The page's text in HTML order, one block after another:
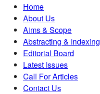
Home
About Us
Aims & Scope
Abstracting & Indexing
Editorial Board
Latest Issues
Call For Articles
Contact Us